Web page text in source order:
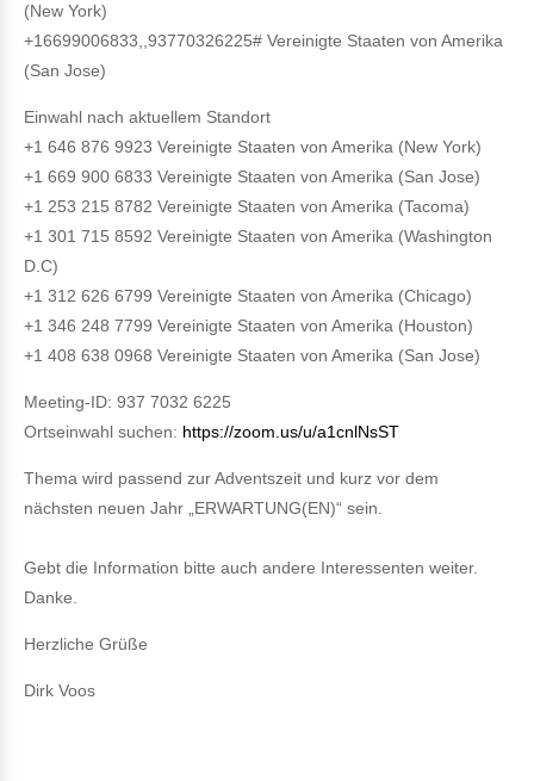
(New York)
+16699006833,,93770326225# Vereinigte Staaten von Amerika
(San Jose)
Einwahl nach aktuellem Standort
+1 646 876 9923 Vereinigte Staaten von Amerika (New York)
+1 669 900 6833 Vereinigte Staaten von Amerika (San Jose)
+1 253 215 8782 Vereinigte Staaten von Amerika (Tacoma)
+1 301 715 8592 Vereinigte Staaten von Amerika (Washington
D.C)
+1 312 626 6799 Vereinigte Staaten von Amerika (Chicago)
+1 346 248 7799 Vereinigte Staaten von Amerika (Houston)
+1 408 638 0968 Vereinigte Staaten von Amerika (San Jose)
Meeting-ID: 937 7032 6225
Ortseinwahl suchen: https://zoom.us/u/a1cnlNsST
Thema wird passend zur Adventszeit und kurz vor dem
nächsten neuen Jahr „ERWARTUNG(EN)“ sein.
Gebt die Information bitte auch andere Interessenten weiter.
Danke.
Herzliche Grüße
Dirk Voos